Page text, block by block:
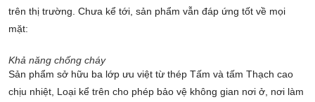
trên thị trường. Chưa kể tới, sản phẩm vẫn đáp ứng tốt về mọi
mặt:
Khả năng chống cháy
Sản phẩm sở hữu ba lớp ưu việt từ thép Tấm và tấm Thạch cao
chịu nhiệt, Loại kể trên cho phép bảo vệ không gian nơi ở, nơi làm